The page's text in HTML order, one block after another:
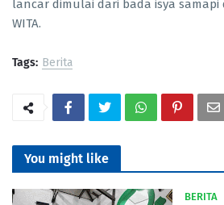
lancar dimulai dari bada isya samapi
WITA.
Tags: Berita
You might like
BERITA